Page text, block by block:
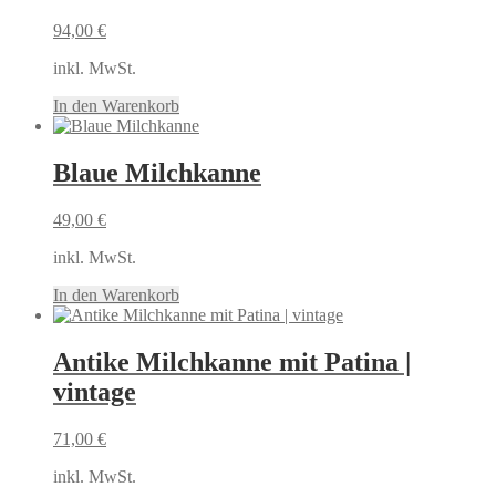
94,00 €
inkl. MwSt.
In den Warenkorb
Blaue Milchkanne
49,00 €
inkl. MwSt.
In den Warenkorb
Antike Milchkanne mit Patina |
vintage
71,00 €
inkl. MwSt.